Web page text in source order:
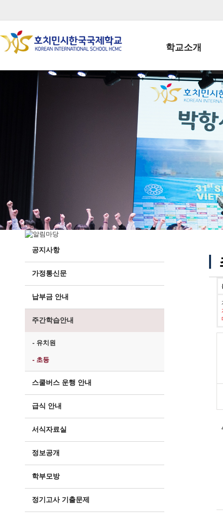
학교소개
학교장인사말
학생회장인사말
학교상징
학교 CI
교직원현황
학생현황
위치/전화
전경사진
공지사항
가정통신문
납부금 안내
주간학습안내
- 유치원
- 초등
스쿨버스 운행 안내
급식 안내
서식자료실
정보공개
학부모방
정기고사 기출문제